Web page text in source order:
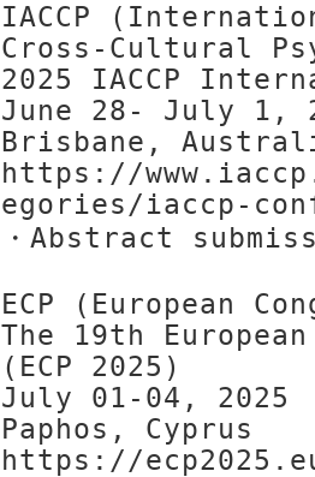
IACCP
Cross-Cultural
2025 IACCP
June 28- July 1,
Brisbane,
https://
egories/iaccp-
・Abstract
ECP (European
The 19th
(ECP 2025)
July 01-04, 2025
Paphos, Cyprus
https://